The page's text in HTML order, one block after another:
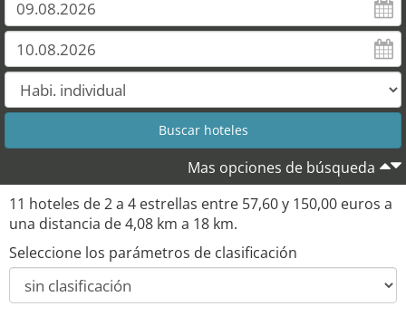
Mas opciones de búsqueda
11 hoteles de 2 a 4 estrellas entre 57,60 y 150,00 euros a
una distancia de 4,08 km a 18 km.
Seleccione los parámetros de clasificación